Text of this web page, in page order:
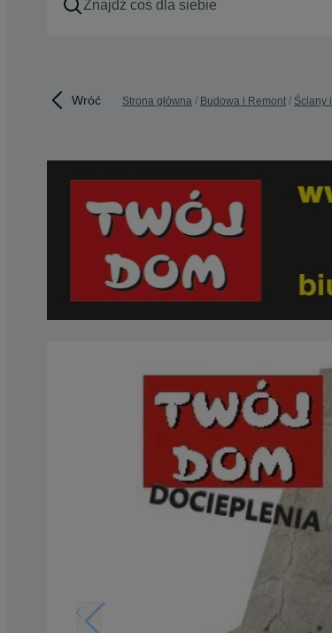
Wróć Strona główna Budowa i Remont Ściany